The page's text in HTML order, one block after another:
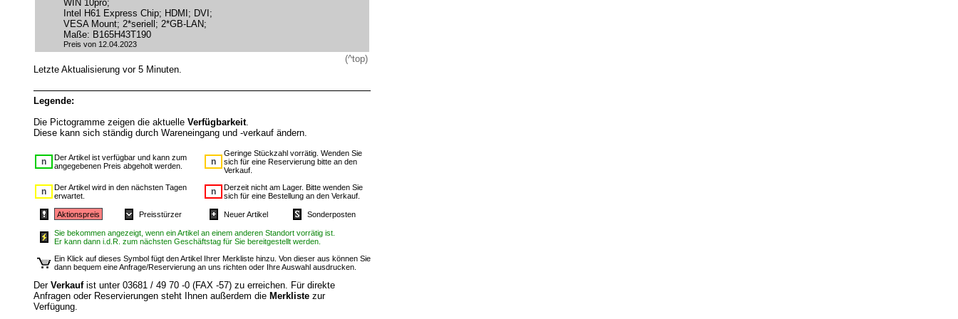
WIN 10pro;
Intel H61 Express Chip; HDMI; DVI;
VESA Mount; 2*seriell; 2*GB-LAN;
Maße: B165H43T190
Preis von 12.04.2023
(^top)
Letzte Aktualisierung vor 5 Minuten.
Legende:
Die Pictogramme zeigen die aktuelle Verfügbarkeit.
Diese kann sich ständig durch Wareneingang und -verkauf ändern.
Der Artikel ist verfügbar und kann zum
angegebenen Preis abgeholt werden.
Geringe Stückzahl vorrätig. Wenden Sie
sich für eine Reservierung bitte an den
Verkauf.
Der Artikel wird in den nächsten Tagen
erwartet.
Derzeit nicht am Lager. Bitte wenden Sie
sich für eine Bestellung an den Verkauf.
Aktionspreis Preisstürzer Neuer Artikel Sonderposten
Sie bekommen angezeigt, wenn ein Artikel an einem anderen Standort vorrätig ist.
Er kann dann i.d.R. zum nächsten Geschäftstag für Sie bereitgestellt werden.
Ein Klick auf dieses Symbol fügt den Artikel Ihrer Merkliste hinzu. Von dieser aus können Sie
dann bequem eine Anfrage/Reservierung an uns richten oder Ihre Auswahl ausdrucken.
Der Verkaufist unter 03681 / 49 70 -0 (FAX -57) zu erreichen. Für direkte
Anfragen oder Reservierungen steht Ihnen außerdem die Merkliste zur
Verfügung.